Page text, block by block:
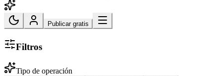
Publicar gratis
Filtros
Tipo de operación